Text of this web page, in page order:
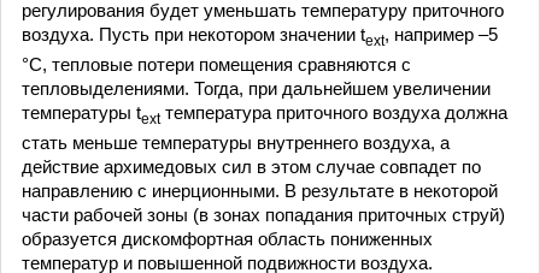
регулирования будет уменьшать температуру приточного
воздуха. Пусть при некотором значении text, например –5
°С, тепловые потери помещения сравняются с
тепловыделениями. Тогда, при дальнейшем увеличении
температуры textтемпература приточного воздуха должна
стать меньше температуры внутреннего воздуха, а
действие архимедовых сил в этом случае совпадет по
направлению с инерционными. В результате в некоторой
части рабочей зоны (в зонах попадания приточных струй)
образуется дискомфортная область пониженных
температур и повышенной подвижности воздуха.